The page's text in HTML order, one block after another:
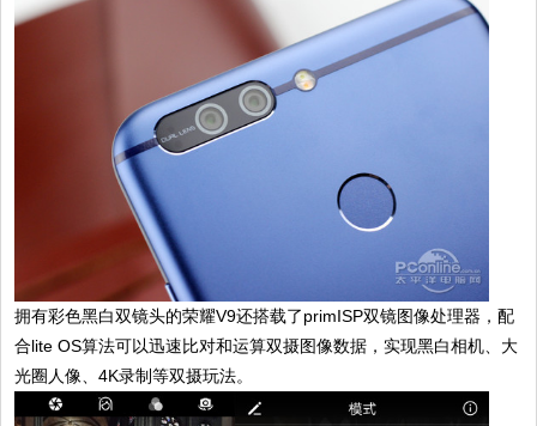
拥有彩色黑白双镜头的荣耀V9还搭载了primISP双镜图像处理器，配
合lite OS算法可以迅速比对和运算双摄图像数据，实现黑白相机、大
光圈人像、4K录制等双摄玩法。